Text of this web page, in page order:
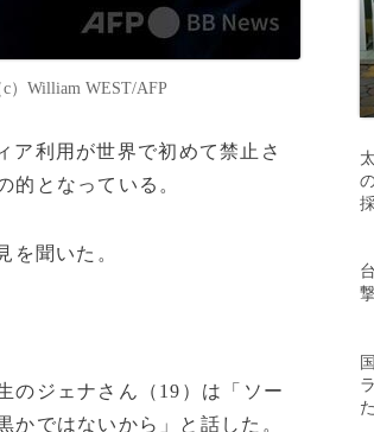
）William WEST/AFP
ア利用が世界で初めて禁止さ
的となっている。
を聞いた。
のジェナさん（19）は「ソー
ではないから」と話した。